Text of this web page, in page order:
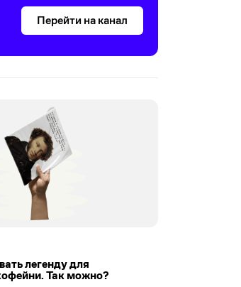
Перейти на канал
легенду для
Так можно?